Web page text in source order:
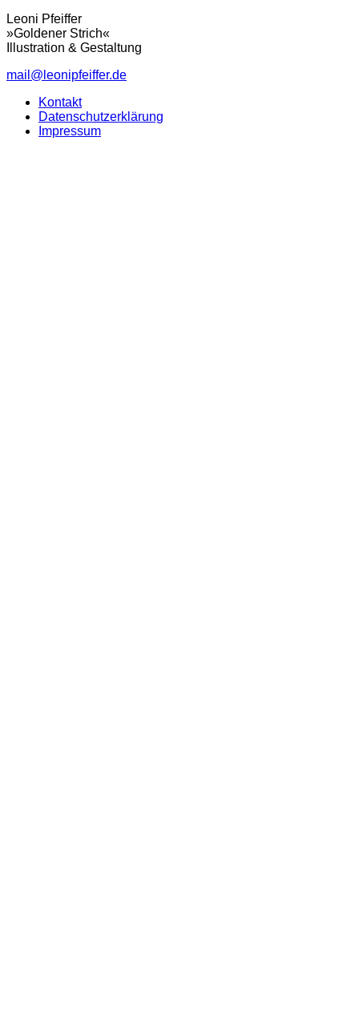
Leoni Pfeiffer
»Goldener Strich«
Illustration & Gestaltung
mail@leonipfeiffer.de
Kontakt
Datenschutzerklärung
Impressum